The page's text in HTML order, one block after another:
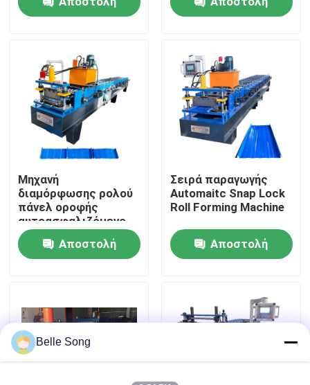
Περίπου εμείς
Γύρος εργοστασίων
Ποιοτικός έλεγχος
Μας ελάτε σε επαφή με
Ειδήσεις
ρόλος φύλλων υλικού κατασκευής σκεπής που
Μηχανή
διαμόρφωσης ρολού
πάνελ οροφής
αυτοασφαλιζόμενο
Αποστολή
Σειρά παραγωγής
Automaitc Snap Lock
Roll Forming Machine
Αποστολή
Belle Song